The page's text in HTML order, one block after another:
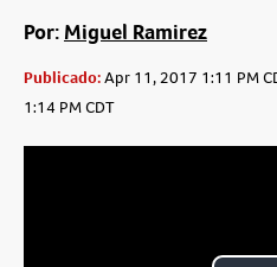
Por: Miguel Ramirez
Publicado:Apr 11, 2017 1:11 PM
1:14 PM CDT